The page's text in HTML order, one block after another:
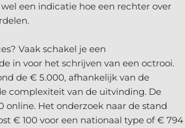
een indicatie hoe een rechter over
Vaak schakel je een
in voor het schrijven van een octrooi.
de € 5.000, afhankelijk van de
complexiteit van de uitvinding. De
online. Het onderzoek naar de stand
€ 100 voor een nationaal type of € 794